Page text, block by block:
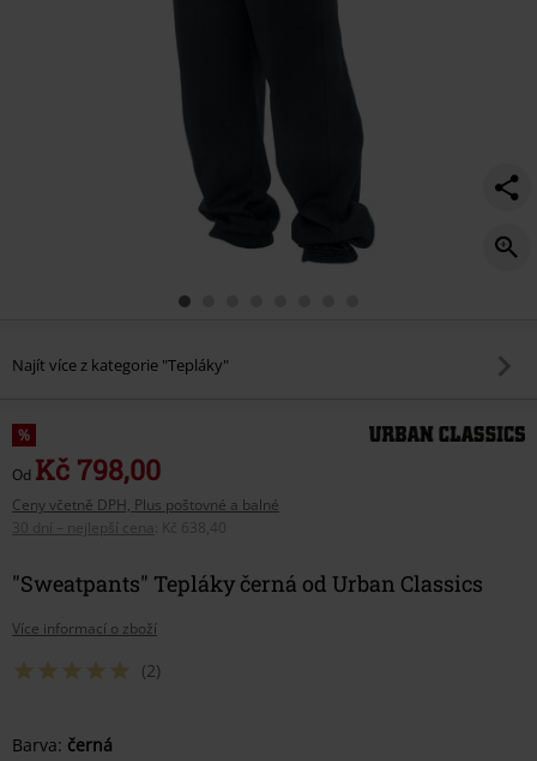
Najít více z kategorie "Tepláky"
%
Od Kč 798,00
Ceny včetně DPH, Plus poštovné a balné
30 dní – nejlepší cena
Kč 638,40
"Sweatpants" Tepláky černá od Urban Classics
Více informací o zboží
(2)
Vyberte
Barva: černá